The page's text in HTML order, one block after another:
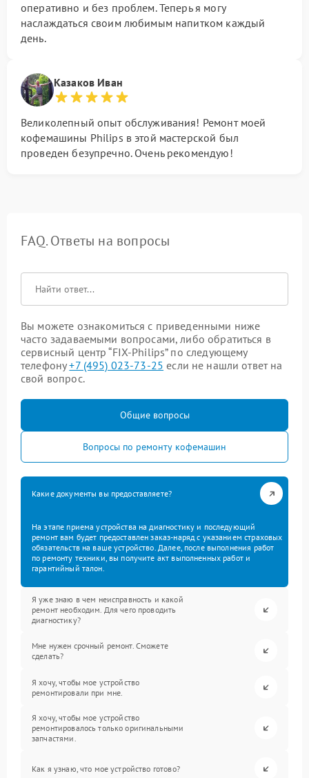
оперативно и без проблем. Теперь я могу
наслаждаться своим любимым напитком каждый
день.
Казаков Иван
Великолепный опыт обслуживания! Ремонт моей
кофемашины Philips в этой мастерской был
проведен безупречно. Очень рекомендую!
FAQ. Ответы на вопросы
Вы можете ознакомиться с приведенными ниже
часто задаваемыми вопросами, либо обратиться в
сервисный центр “FIX-Philips” по следующему
телефону+7 (495) 023-73-25 если не нашли ответ на
свой вопрос.
Общие вопросы
Вопросы по ремонту кофемашин
Какие документы вы предоставляете?
На этапе приема устройства на диагностику и последующий
ремонт вам будет предоставлен заказ-наряд с указанием страховых
обязательств на ваше устройство. Далее, после выполнения работ
по ремонту техники, вы получите акт выполненных работ и
гарантийный талон.
Я уже знаю в чем неисправность и какой
ремонт необходим. Для чего проводить
диагностику?
Мне нужен срочный ремонт. Сможете
сделать?
Я хочу, чтобы мое устройство
ремонтировали при мне.
Я хочу, чтобы мое устройство
ремонтировалось только оригинальными
запчастями.
Как я узнаю, что мое устройство готово?